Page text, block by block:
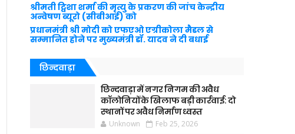
श्रीमती ट्विशा शर्मा की मृत्यु के प्रकरण की जांच केन्द्रीय
अन्वेषण ब्यूरो (सीबीआई) को
प्रधानमंत्री श्री मोदी को एफएओ एग्रीकोला मैडल से
सम्मानित होने पर मुख्यमंत्री डॉ. यादव ने दी बधाई
छिन्दवाड़ा
छिन्दवाड़ा में नगर निगम की अवैध
कॉलोनियों के खिलाफ बड़ी कार्रवाई: दो
स्थानों पर अवैध निर्माण ध्वस्त
Unknown Feb 25, 2026